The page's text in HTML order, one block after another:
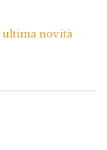
ultima novità